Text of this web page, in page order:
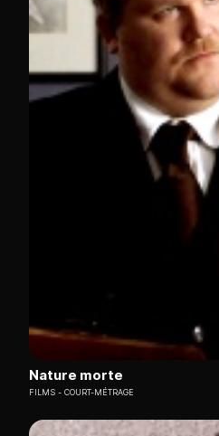
Nature morte
FILMS COURT-MÉTRAGE